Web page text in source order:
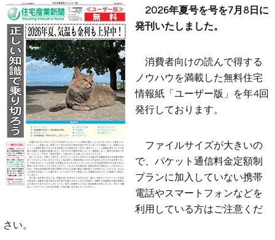
2026年夏号を号を7月8日に
発刊いたしました。
消費者向けの読んで得する
ノウハウを満載した無料住宅
情報紙「ユーザー版」を年4回
発行しております。
ファイルサイズが大きいの
で、パケット通信料金定額制
プランに加入していない携帯
電話やスマートフォンなどを
利用している方はご注意くだ
さい。